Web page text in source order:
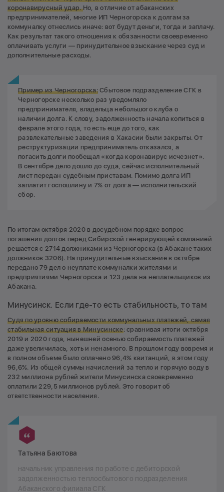
коронавирусный удар.Но, в отличие от абаканских
предпринимателей, многие ИП Черногорска к долгам за
коммуналку отнеслись иначе: вот будут деньги, тогда и заплачу.
Как результат такого отношения к обязанности своевременно
оплачивать услуги — принудительное взыскание через суд и
дополнительные расходы.
Пример из Черногорска:Сбытовое подразделение СГК в
Черногорске несколько раз уведомляло
предпринимателя, владельца небольшого клуба о
наличии долга. К слову, задолженность начала копиться в
феврале этого года, то есть еще до того, как
развлекательные заведения в Хакасии были закрыты. От
реструктуризации предприниматель отказался, а
погасить долги пообещал «когда коронавирус исчезнет».
В сентябре дело дошло до суда, сейчас исполнительный
лист передан судебным приставам. Помимо долга ИП
заплатит госпошлину и 7% от долга — исполнительский
сбор.
По итогам октября 2020 в досудебном порядке вопрос
погашения долгов перед Сибирской генерирующей компанией
решается с 2714 должниками из Черногорска (в Абакане таких
должников 3206). На принудительные взыскание в октябре
передано 79 дел о неуплате коммуналки жителями и
предприятиями Черногорска и 123 дела на неплательщиков из
Абакана.
Минусинск. Если где-то есть стабильность, то там
Судя по уровню собираемости коммунальных платежей, самая
стабильная ситуация в Минусинске: сравнивая итоги октября
2019 и 2020 года, нынешней осенью собираемость платежей
даже увеличилась, хоть и ненамного. В прошлом году вовремя и
в полном объеме было оплачено 96,4% квитанций, в этом году
96,6%. Из общей суммы начислений за тепло и горячую воду в
232 миллиона рублей жители Минусинска своевременно
оплатили 229,5 миллионов рублей. Это говорит об
ответственности населения.
Татьяна Баютова
начальник управления по работе с дебиторской
задолженностью теплосбытового подразделения
Абаканского филиала СГК